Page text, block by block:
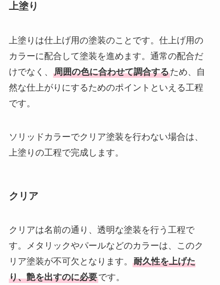
上塗り
上塗りは仕上げ用の塗装のことです。仕上げ用の
カラーに配合して塗装を進めます。通常の配合だ
けでなく、 周囲の色に合わせて調合するため、自
然な仕上がりにするためのポイントといえる工程
です。
ソリッドカラーでクリア塗装を行わない場合は、
上塗りの工程で完成します。
クリア
クリアは名前の通り、透明な塗装を行う工程で
す。メタリックやパールなどのカラーは、このク
リア塗装が不可欠となります。 耐久性を上げた
り、艶を出すのに必要です。